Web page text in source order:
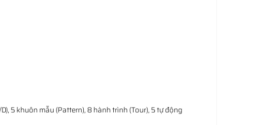
5 khuôn mẫu (Pattern), 8 hành trình (Tour), 5 tự động